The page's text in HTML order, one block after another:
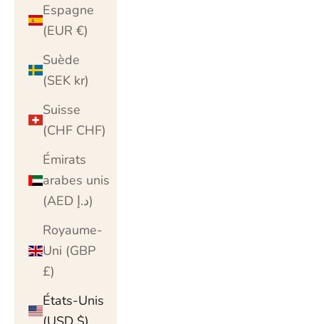
Espagne
(EUR €)
Suède
(SEK kr)
Suisse
(CHF CHF)
Émirats
arabes unis
(AED د.إ)
Royaume-
Uni (GBP
£)
États-Unis